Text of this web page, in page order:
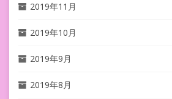
2019年11月
2019年10月
2019年9月
2019年8月